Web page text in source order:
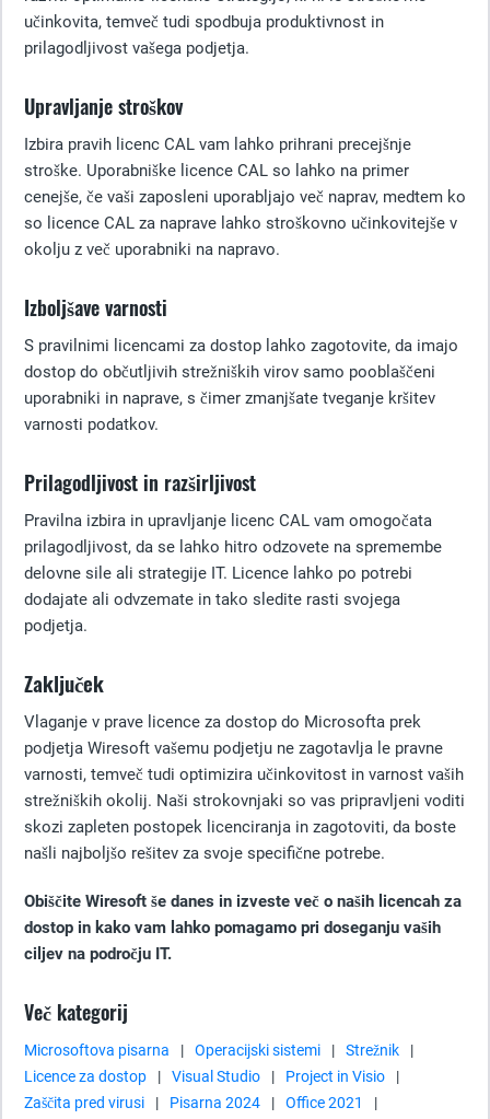
učinkovita, temveč tudi spodbuja produktivnost in
prilagodljivost vašega podjetja.
Upravljanje stroškov
Izbira pravih licenc CAL vam lahko prihrani precejšnje
stroške. Uporabniške licence CAL so lahko na primer
cenejše, če vaši zaposleni uporabljajo več naprav, medtem ko
so licence CAL za naprave lahko stroškovno učinkovitejše v
okolju z več uporabniki na napravo.
Izboljšave varnosti
S pravilnimi licencami za dostop lahko zagotovite, da imajo
dostop do občutljivih strežniških virov samo pooblaščeni
uporabniki in naprave, s čimer zmanjšate tveganje kršitev
varnosti podatkov.
Prilagodljivost in razširljivost
Pravilna izbira in upravljanje licenc CAL vam omogočata
prilagodljivost, da se lahko hitro odzovete na spremembe
delovne sile ali strategije IT. Licence lahko po potrebi
dodajate ali odvzemate in tako sledite rasti svojega
podjetja.
Zaključek
Vlaganje v prave licence za dostop do Microsofta prek
podjetja Wiresoft vašemu podjetju ne zagotavlja le pravne
varnosti, temveč tudi optimizira učinkovitost in varnost vaših
strežniških okolij. Naši strokovnjaki so vas pripravljeni voditi
skozi zapleten postopek licenciranja in zagotoviti, da boste
našli najboljšo rešitev za svoje specifične potrebe.
Obiščite Wiresoft še danes in izveste več o naših licencah za
dostop in kako vam lahko pomagamo pri doseganju vaših
ciljev na področju IT.
Več kategorij
Microsoftova pisarna | Operacijski sistemi | Strežnik
|
Licence za dostop
| Visual Studio | Project in Visio
|
Zaščita pred virusi
| Pisarna 2024 | Office 2021
|